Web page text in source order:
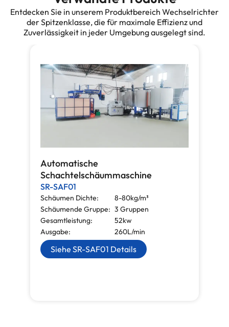
Entdecken Sie in unserem Produktbereich Wechselrichter
der Spitzenklasse, die für maximale Effizienz und
Zuverlässigkeit in jeder Umgebung ausgelegt sind.
Automatische
Schachtelschäummaschine
SR-SAF01
Schäumen Dichte:
8-80kg/m³
Schäumende Gruppe: 3 Gruppen
Gesamtleistung:
52kw
Ausgabe:
260L/min
Siehe SR-SAF01 Details